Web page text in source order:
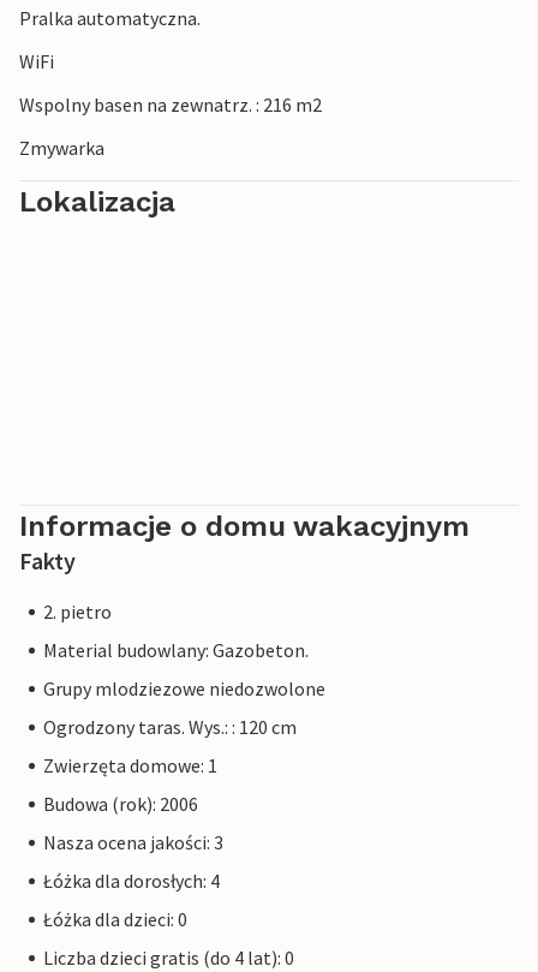
Pralka automatyczna.
WiFi
Wspolny basen na zewnatrz. : 216 m2
Zmywarka
Lokalizacja
Informacje o domu wakacyjnym
Fakty
2. pietro
Material budowlany: Gazobeton.
Grupy mlodziezowe niedozwolone
Ogrodzony taras. Wys.: : 120 cm
Zwierzęta domowe: 1
Budowa (rok): 2006
Nasza ocena jakości: 3
Łóżka dla dorosłych: 4
Łóżka dla dzieci: 0
Liczba dzieci gratis (do 4 lat): 0